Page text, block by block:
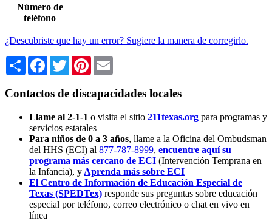
Número de
teléfono
¿Descubriste que hay un error? Sugiere la manera de corregirlo.
Share Facebook
TwitterPinterest
Contactos de discapacidades locales
Llame al 2-1-1 o visita el sitio 211texas.org para programas y
servicios estatales
Para niños de 0 a 3 años, llame a la Oficina del Ombudsman
del HHS (ECI) al 877-787-8999, encuentre aquí su
programa más cercano de ECI (Intervención Temprana en
la Infancia), y Aprenda más sobre ECI
El Centro de Información de Educación Especial de
Texas (SPEDTex) responde sus preguntas sobre educación
especial por teléfono, correo electrónico o chat en vivo en
línea